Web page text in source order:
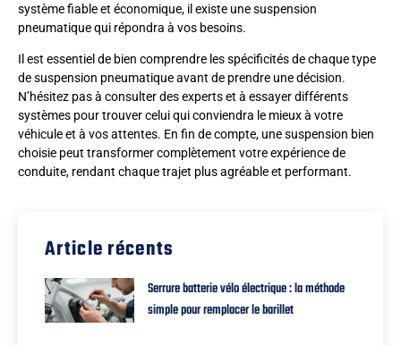
système fiable et économique, il existe une suspension
pneumatique qui répondra à vos besoins.
Il est essentiel de bien comprendre les spécificités de chaque type
de suspension pneumatique avant de prendre une décision.
N’hésitez pas à consulter des experts et à essayer différents
systèmes pour trouver celui qui conviendra le mieux à votre
véhicule et à vos attentes. En fin de compte, une suspension bien
choisie peut transformer complètement votre expérience de
conduite, rendant chaque trajet plus agréable et performant.
Article récents
Serrure batterie vélo électrique : la méthode
simple pour remplacer le barillet